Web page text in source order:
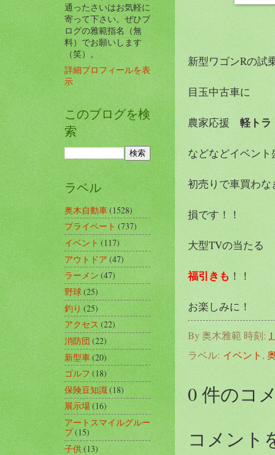
新型ワゴンRの試
目玉中古車に
農家応援 軽トラ
などなどイベン
初売りで車買わな
損です！！
大型TVの当たる
福引きも ！！
お楽しみに！
By奥木雅範 時刻:
ラベル: イベント ,
0 件のコ
コメント
通ったさいはお気軽に
寄って下さい。ぜひブ
ログの雅範指名（無
料）でお願いします
（笑）。
詳細プロフィールを表
示
このブログを検
索
ラベル
奥木自動車(1528)
プライベート(737)
イベント(117)
アウトドア(47)
ラーメン(47)
野球(25)
釣り(25)
アクセス(22)
消防団(22)
新型車(20)
ゴルフ(18)
保険豆知識(18)
展示場(16)
アートスマイルグルー
プ(15)
子供(13)